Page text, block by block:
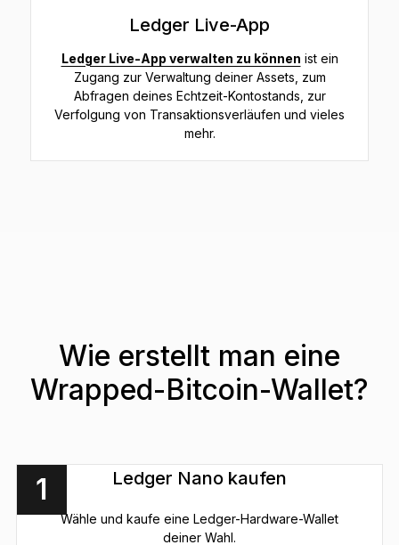
Ledger Live-App
Ledger Live-App verwalten zu können ist ein
Zugang zur Verwaltung deiner Assets, zum
Abfragen deines Echtzeit-Kontostands, zur
Verfolgung von Transaktionsverläufen und vieles
mehr.
Wie erstellt man eine
Wrapped-Bitcoin-Wallet?
1 Ledger Nano kaufen
Wähle und kaufe eine Ledger-Hardware-Wallet
deiner Wahl.